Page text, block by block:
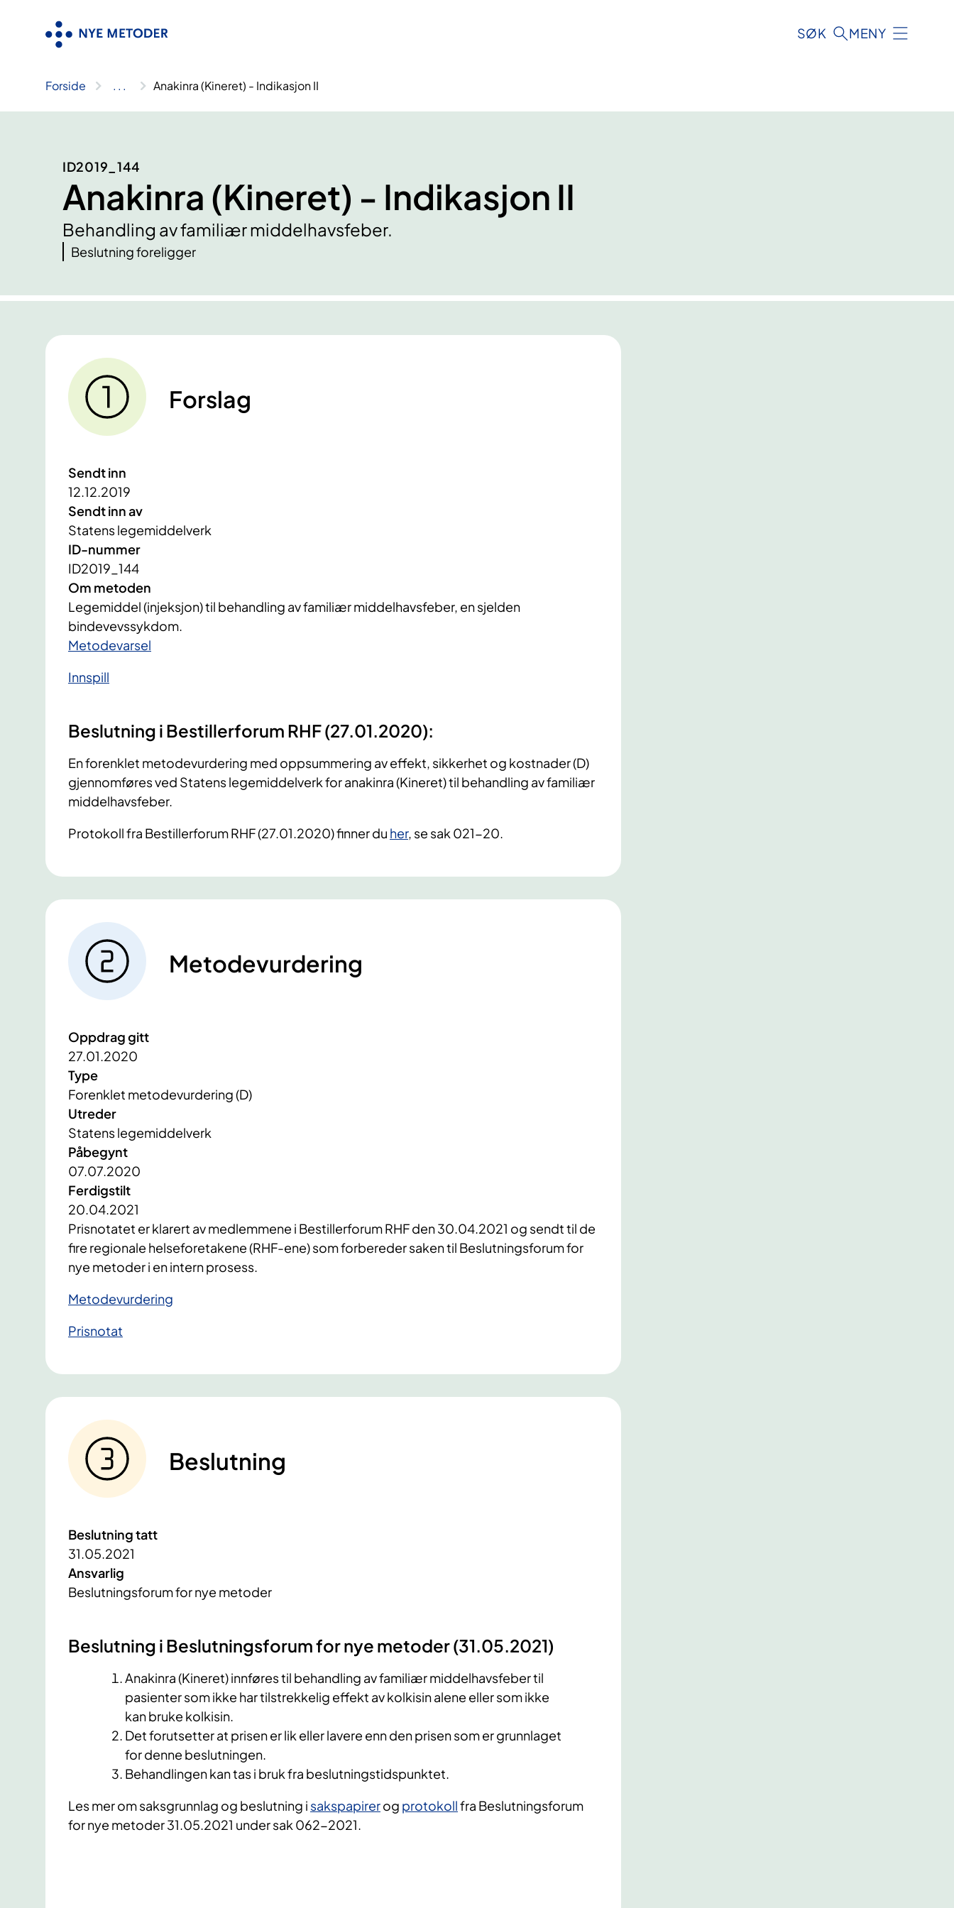
SØK MENY
Forside .. . Anakinra (Kineret) - Indikasjon II
ID2019_144
Anakinra (Kineret) - Indikasjon II
Behandling av familiær middelhavsfeber.
Beslutning foreligger
Forslag
Sendt inn
12.12.2019
Sendt inn av
Statens legemiddelverk
ID-nummer
ID2019_144
Om metoden
Legemiddel (injeksjon) til behandling av familiær middelhavsfeber, en sjelden
bindevevssykdom.
​Metodevarsel
Innspill
Beslutning i Bestillerforum RHF (27.01.2020):
En forenklet metodevurdering med oppsummering av effekt, sikkerhet og kostnader (D)
gjennomføres ved Statens legemiddelverk for anakinra (Kineret) til behandling av familiær
middelhavsfeber.
Protokoll fra Bestillerforum RHF (27.01.2020) finner du her, se sak 021-20.
Metodevurdering
Oppdrag gitt
27.01.2020
Type
Forenklet metodevurdering (D)
Utreder
Statens legemiddelverk
Påbegynt
07.07.2020
Ferdigstilt
20.04.2021
​​Prisnotatet er klarert av medlemmene i Bestillerforum RHF den 30.04.2021 og sendt til de
fire regionale helseforetakene (RHF-ene) som forbereder saken til Beslutningsforum for
nye metoder i en intern prosess.
Metodevurdering
Prisnotat
Beslutning
Beslutning tatt
31.05.2021
Ansvarlig
Beslutningsforum for nye metoder
Beslutning i Beslutningsforum for nye metoder (31.05.2021)
Anakinra (Kineret) innføres til behandling av familiær middelhavsfeber til
pasienter som ikke har tilstrekkelig effekt av kolkisin alene eller som ikke
kan bruke kolkisin.
Det forutsetter at prisen er lik eller lavere enn den prisen som er grunnlaget
for denne beslutningen.
Behandlingen kan tas i bruk fra beslutningstidspunktet. ​
Les mer om saksgrunnlag og beslutning i sakspapirerog protokollfra Beslutningsforum
for nye metoder 31.05.2021 under sak 062-2021.